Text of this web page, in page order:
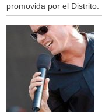
promovida por el Distrito.